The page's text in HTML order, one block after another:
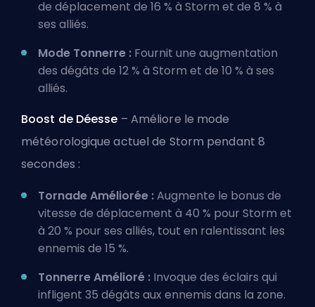
de déplacement de 16 % à Storm et de 8 % à
ses alliés.
Mode Tonnerre : Fournit une augmentation
des dégâts de 12 % à Storm et de 10 % à ses
alliés.
Boost de Déesse – Améliore le mode
météorologique actuel de Storm pendant 8
secondes :
Tornade Améliorée :Augmente le bonus de
vitesse de déplacement à 40 % pour Storm et
à 20 % pour ses alliés, tout en ralentissant les
ennemis de 15 %.
Tonnerre Amélioré : Invoque des éclairs qui
infligent 35 dégâts aux ennemis dans la zone.